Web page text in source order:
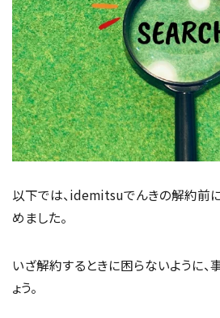
以下では、idemitsuでんきの解約前
めました。
いざ解約するときに困らないように、
ょう。